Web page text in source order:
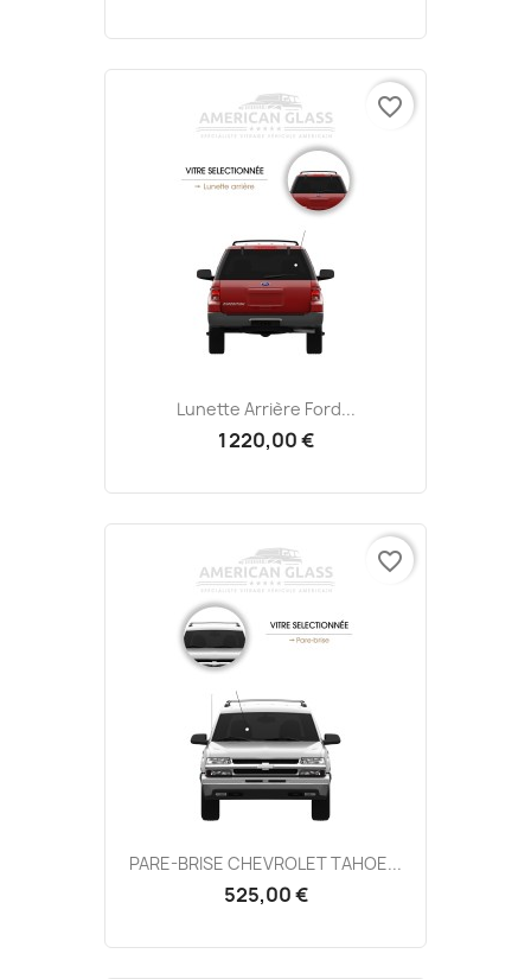
Lunette Arrière Ford...
1 220,00 €
favorite_border
PARE-BRISE CHEVROLET TAHOE...
525,00 €
favorite_border